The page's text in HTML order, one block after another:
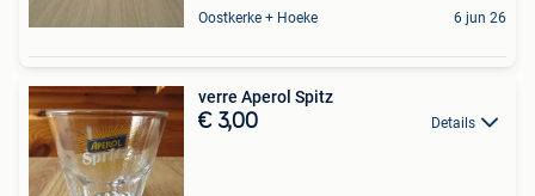
Oostkerke + Hoeke 6 jun 26
verre Aperol Spitz
€ 3,00 Details